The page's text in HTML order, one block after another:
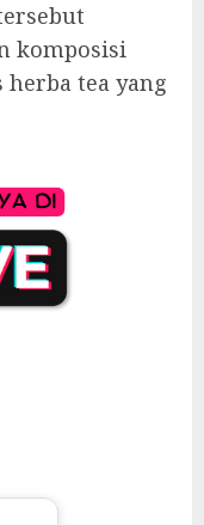
komposisi
tea yang